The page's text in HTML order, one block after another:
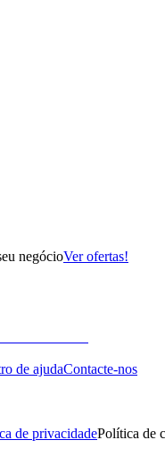
negócioVer ofertas!
de ajudaContacte-nos
de privacidadePolítica de